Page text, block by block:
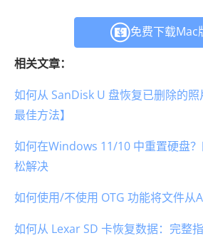
免费下载Mac
相关文章：
如何从 SanDisk U 盘恢复已删除的
最佳方法】
如何在Windows 11/10 中重置硬盘
松解决
如何使用/不使用 OTG 功能将文件
如何从 Lexar SD 卡恢复数据：完整